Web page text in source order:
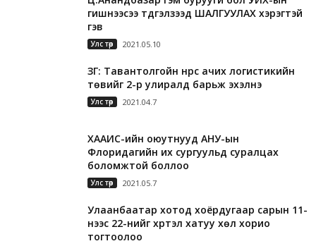
гишүүнээсээ түдгэлзээд ШАЛГУУЛАХ хэрэгтэй
гэв
Улс төр 2021.05.10
ЗГ: Тавантолгойн нүүрс ачих логистикийн
төвийг 2-р улиралд барьж эхэлнэ
Улс төр 2021.04.7
ХААИС-ийн оюутнууд АНУ-ын
Флоридагийн их сургуульд суралцах
боломжтой боллоо
Улс төр 2021.05.7
Улаанбаатар хотод хоёрдугаар сарын 11-
нээс 22-нийг хүртэл хатуу хөл хорио
тогтоолоо